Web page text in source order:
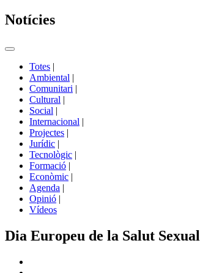
Notícies
Commutador
portals
Totes |
Ambiental |
Comunitari |
Cultural |
Social |
Internacional |
Projectes |
Jurídic |
Tecnològic |
Formació |
Econòmic |
Agenda |
Opinió |
Vídeos
Dia Europeu de la Salut Sexual